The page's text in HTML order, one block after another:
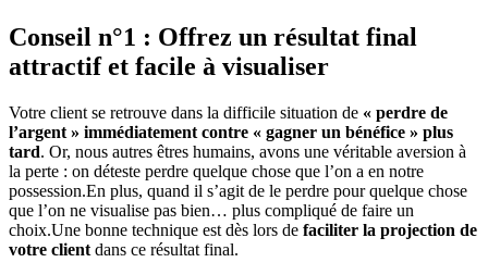
Conseil n°1 : Offrez un résultat final
attractif et facile à visualiser
Votre client se retrouve dans la difficile situation de « perdre de
l’argent » immédiatement contre « gagner un bénéfice » plus
tard. Or, nous autres êtres humains, avons une véritable aversion à
la perte : on déteste perdre quelque chose que l’on a en notre
possession.En plus, quand il s’agit de le perdre pour quelque chose
que l’on ne visualise pas bien… plus compliqué de faire un
choix.Une bonne technique est dès lors de faciliter la projection de
votre client dans ce résultat final.